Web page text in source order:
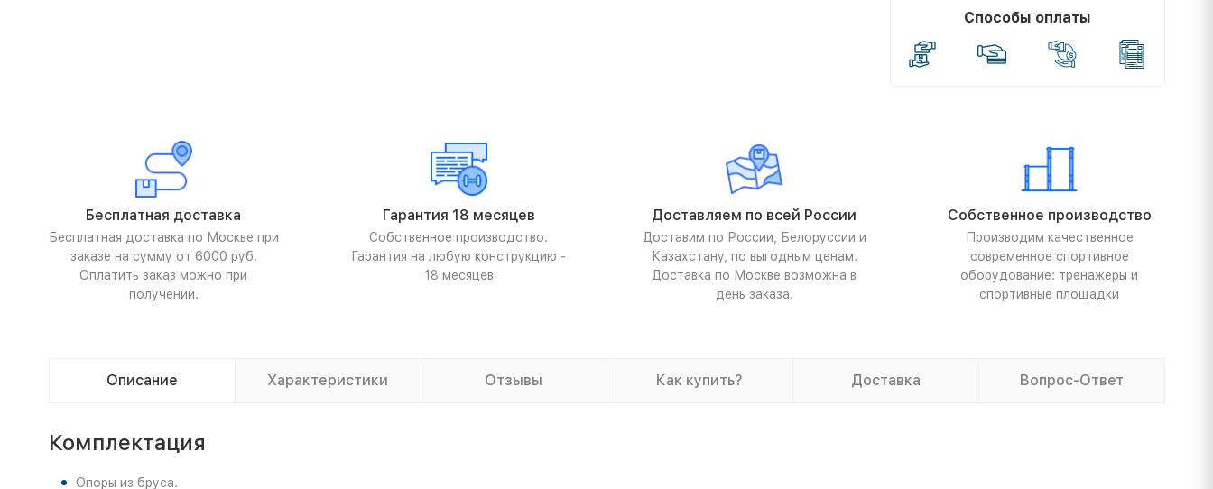
Способы оплаты
Бесплатная доставка
Бесплатная доставка по Москве при
заказе на сумму от 6000 руб.
Оплатить заказ можно при
получении.
Гарантия 18 месяцев
Собственное производство.
Гарантия на любую конструкцию -
18 месяцев
Доставляем по всей России
Доставим по России, Белоруссии и
Казахстану, по выгодным ценам.
Доставка по Москве возможна в
день заказа.
Собственное производство
Производим качественное
современное спортивное
оборудование: тренажеры и
спортивные площадки
Описание Характеристики Отзывы Как купить? Доставка Вопрос-Ответ
Комплектация
Опоры из бруса.